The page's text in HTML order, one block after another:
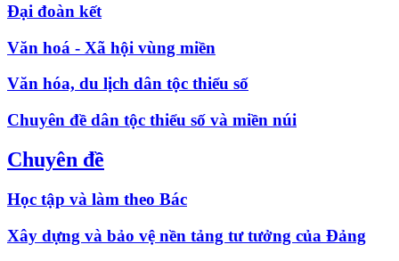
Đại đoàn kết
Văn hoá - Xã hội vùng miền
Văn hóa, du lịch dân tộc thiểu số
Chuyên đề dân tộc thiểu số và miền núi
Chuyên đề
Học tập và làm theo Bác
Xây dựng và bảo vệ nền tảng tư tưởng của Đảng